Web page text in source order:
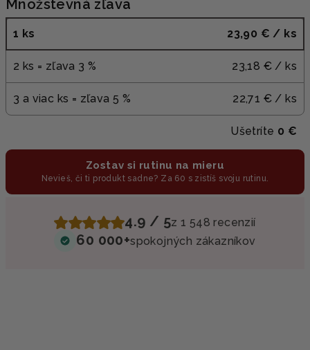
Množstevná zľava
1 ks 23,90 € / ks
2 ks = zľava 3 % 23,18 € / ks
3 a viac ks = zľava 5 % 22,71 € / ks
Ušetríte 0 €
Zostav si rutinu na mieru
Nevieš, či ti produkt sadne? Za 60 s zistíš svoju rutinu.
4.9 / 5z 1 548 recenzií
60 000+spokojných zákazníkov